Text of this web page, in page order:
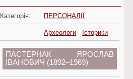
Категорія: ПЕРСОНАЛІЇ
Археологи Історики
ПАСТЕРНАК ЯРОСЛАВ
ІВАНОВИЧ (1892–1969)